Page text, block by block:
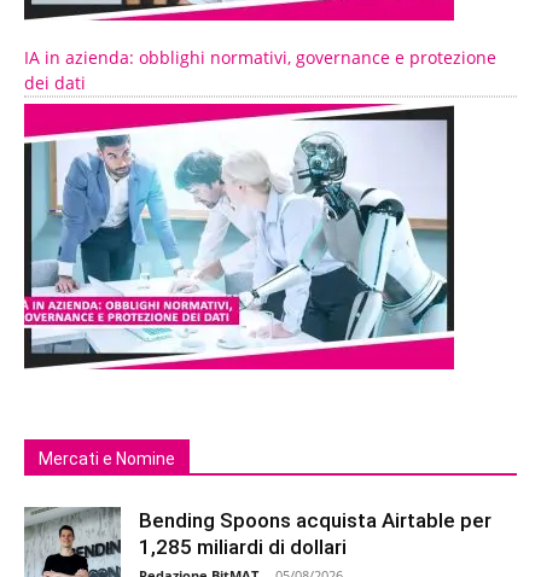
IA in azienda: obblighi normativi, governance e protezione
dei dati
Mercati e Nomine
Bending Spoons acquista Airtable per
1,285 miliardi di dollari